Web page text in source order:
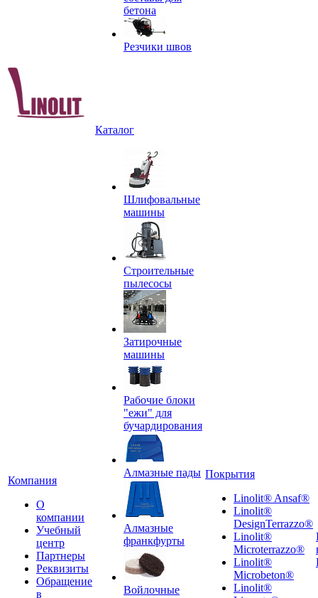
бетона
Резчики швов
Компания
О
компании
Учебный
центр
Партнеры
Реквизиты
Обращение
в
Каталог
Шлифовальные
машины
Строительные
пылесосы
Затирочные
машины
Рабочие блоки
"ежи" для
бучардирования
Алмазные пады
Алмазные
франкфурты
Войлочные
Покрытия
Linolit® Ansaf®
Linolit®
DesignTerrazzo®
Linolit®
Microterrazzo®
Linolit®
Microbeton®
Linolit®